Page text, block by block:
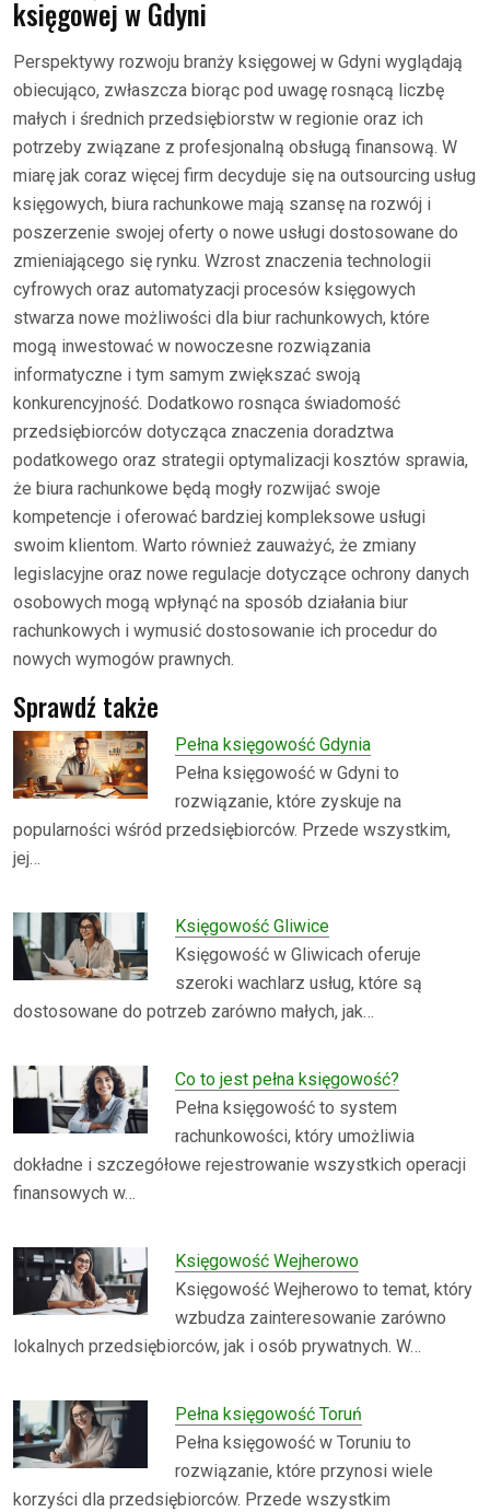
księgowej w Gdyni
Perspektywy rozwoju branży księgowej w Gdyni wyglądają
obiecująco, zwłaszcza biorąc pod uwagę rosnącą liczbę
małych i średnich przedsiębiorstw w regionie oraz ich
potrzeby związane z profesjonalną obsługą finansową. W
miarę jak coraz więcej firm decyduje się na outsourcing usług
księgowych, biura rachunkowe mają szansę na rozwój i
poszerzenie swojej oferty o nowe usługi dostosowane do
zmieniającego się rynku. Wzrost znaczenia technologii
cyfrowych oraz automatyzacji procesów księgowych
stwarza nowe możliwości dla biur rachunkowych, które
mogą inwestować w nowoczesne rozwiązania
informatyczne i tym samym zwiększać swoją
konkurencyjność. Dodatkowo rosnąca świadomość
przedsiębiorców dotycząca znaczenia doradztwa
podatkowego oraz strategii optymalizacji kosztów sprawia,
że biura rachunkowe będą mogły rozwijać swoje
kompetencje i oferować bardziej kompleksowe usługi
swoim klientom. Warto również zauważyć, że zmiany
legislacyjne oraz nowe regulacje dotyczące ochrony danych
osobowych mogą wpłynąć na sposób działania biur
rachunkowych i wymusić dostosowanie ich procedur do
nowych wymogów prawnych.
Sprawdź także
Pełna księgowość Gdynia
Pełna księgowość w Gdyni to
rozwiązanie, które zyskuje na
popularności wśród przedsiębiorców. Przede wszystkim,
jej…
Księgowość Gliwice
Księgowość w Gliwicach oferuje
szeroki wachlarz usług, które są
dostosowane do potrzeb zarówno małych, jak…
Co to jest pełna księgowość?
Pełna księgowość to system
rachunkowości, który umożliwia
dokładne i szczegółowe rejestrowanie wszystkich operacji
finansowych w…
Księgowość Wejherowo
Księgowość Wejherowo to temat, który
wzbudza zainteresowanie zarówno
lokalnych przedsiębiorców, jak i osób prywatnych. W…
Pełna księgowość Toruń
Pełna księgowość w Toruniu to
rozwiązanie, które przynosi wiele
korzyści dla przedsiębiorców. Przede wszystkim